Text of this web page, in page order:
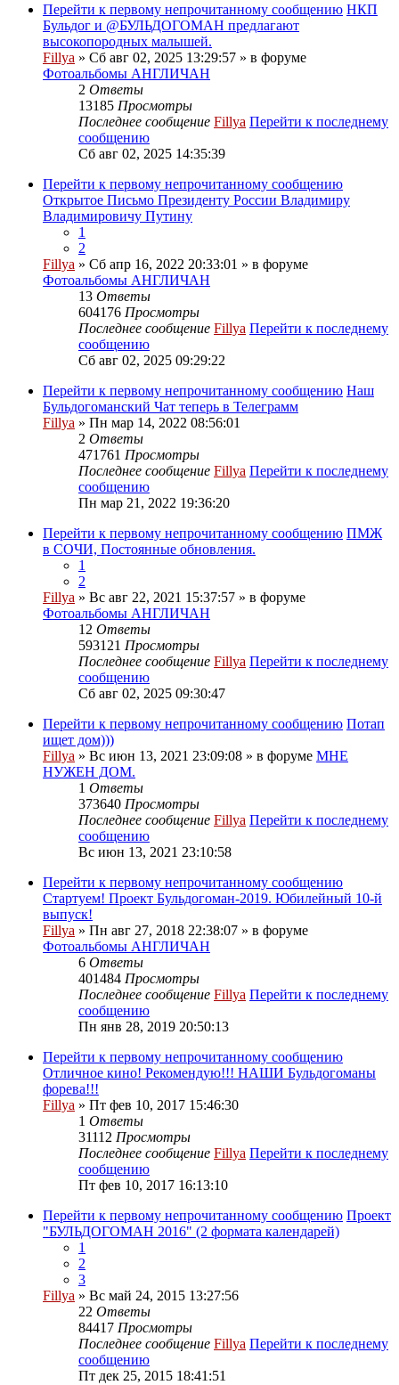
Перейти к первому непрочитанному сообщению НКП
Бульдог и @БУЛЬДОГОМАН предлагают
высокопородных малышей.
Fillya » Сб авг 02, 2025 13:29:57 » в форуме
Фотоальбомы АНГЛИЧАН
2 Ответы
13185 Просмотры
Последнее сообщение Fillya Перейти к последнему
сообщению
Сб авг 02, 2025 14:35:39
Перейти к первому непрочитанному сообщению
Открытое Письмо Президенту России Владимиру
Владимировичу Путину
1
2
Fillya » Сб апр 16, 2022 20:33:01 » в форуме
Фотоальбомы АНГЛИЧАН
13 Ответы
604176 Просмотры
Последнее сообщение Fillya Перейти к последнему
сообщению
Сб авг 02, 2025 09:29:22
Перейти к первому непрочитанному сообщению Наш
Бульдогоманский Чат теперь в Телеграмм
Fillya » Пн мар 14, 2022 08:56:01
2 Ответы
471761 Просмотры
Последнее сообщение Fillya Перейти к последнему
сообщению
Пн мар 21, 2022 19:36:20
Перейти к первому непрочитанному сообщению ПМЖ
в СОЧИ, Постоянные обновления.
1
2
Fillya » Вс авг 22, 2021 15:37:57 » в форуме
Фотоальбомы АНГЛИЧАН
12 Ответы
593121 Просмотры
Последнее сообщение Fillya Перейти к последнему
сообщению
Сб авг 02, 2025 09:30:47
Перейти к первому непрочитанному сообщению Потап
ищет дом)))
Fillya » Вс июн 13, 2021 23:09:08 » в форуме МНЕ
НУЖЕН ДОМ.
1 Ответы
373640 Просмотры
Последнее сообщение Fillya Перейти к последнему
сообщению
Вс июн 13, 2021 23:10:58
Перейти к первому непрочитанному сообщению
Стартуем! Проект Бульдогоман-2019. Юбилейный 10-й
выпуск!
Fillya » Пн авг 27, 2018 22:38:07 » в форуме
Фотоальбомы АНГЛИЧАН
6 Ответы
401484 Просмотры
Последнее сообщение Fillya Перейти к последнему
сообщению
Пн янв 28, 2019 20:50:13
Перейти к первому непрочитанному сообщению
Отличное кино! Рекомендую!!! НАШИ Бульдогоманы
форева!!!
Fillya » Пт фев 10, 2017 15:46:30
1 Ответы
31112 Просмотры
Последнее сообщение Fillya Перейти к последнему
сообщению
Пт фев 10, 2017 16:13:10
Перейти к первому непрочитанному сообщению Проект
"БУЛЬДОГОМАН 2016" (2 формата календарей)
1
2
3
Fillya » Вс май 24, 2015 13:27:56
22 Ответы
84417 Просмотры
Последнее сообщение Fillya Перейти к последнему
сообщению
Пт дек 25, 2015 18:41:51